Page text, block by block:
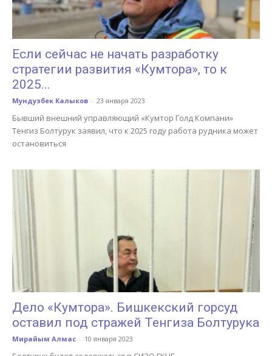
Если сейчас не начать разработку
стратегии развития «Кумтора», то к
2025...
Мундузбек Калыков - 23 января 2023
Бывший внешний управляющий «Кумтор Голд Компани»
Тенгиз Болтурук заявил, что к 2025 году работа рудника может
остановиться
Дело «Кумтора». Бишкекский горсуд
оставил под стражей Тенгиза Болтурука
Мирайым Алмас - 10 января 2023